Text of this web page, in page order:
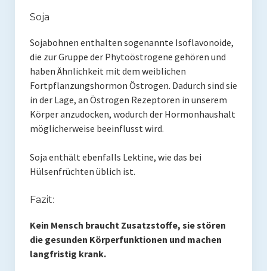
Soja
Sojabohnen enthalten sogenannte Isoflavonoide,
die zur Gruppe der Phytoöstrogene gehören und
haben Ähnlichkeit mit dem weiblichen
Fortpflanzungshormon Östrogen. Dadurch sind sie
in der Lage, an Östrogen Rezeptoren in unserem
Körper anzudocken, wodurch der Hormonhaushalt
möglicherweise beeinflusst wird.
Soja enthält ebenfalls Lektine, wie das bei
Hülsenfrüchten üblich ist.
Fazit:
Kein Mensch braucht Zusatzstoffe, sie stören
die gesunden Körperfunktionen und machen
langfristig krank.